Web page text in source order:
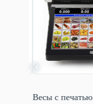
Весы с